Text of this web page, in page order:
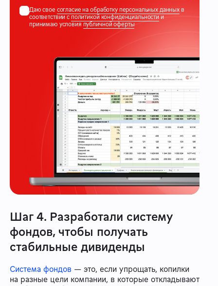
Даю свое согласие на обработку персональных данных в
соответствии с политикой конфиденциальности и
принимаю условия публичной оферты
Шаг 4. Разработали систему
фондов, чтобы получать
стабильные дивиденды
Система фондов — это, если упрощать, копилки
на разные цели компании, в которые откладывают